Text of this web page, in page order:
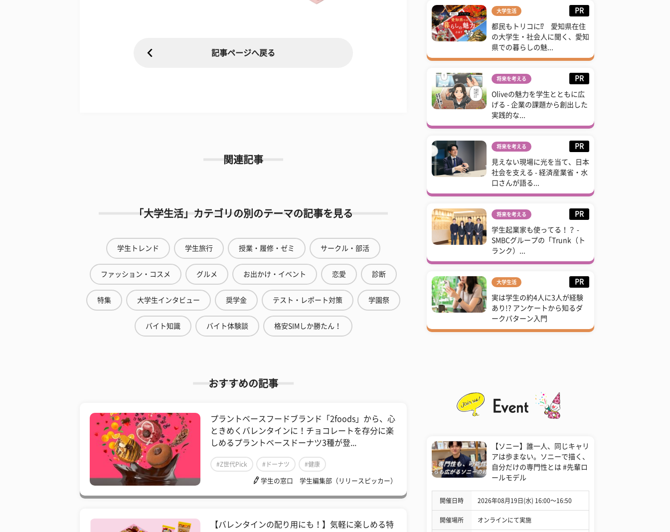
記事ページへ戻る
関連記事
「大学生活」カテゴリの別のテーマの記事を見る
学生トレンド 学生旅行 授業・履修・ゼミ サークル・部活
ファッション・コスメ グルメ お出かけ・イベント 恋愛 診断
特集 大学生インタビュー 奨学金 テスト・レポート対策 学園祭
バイト知識 バイト体験談 格安SIMしか勝たん！
おすすめの記事
プラントベースフードブランド「2foods」から、心
ときめくバレンタインに！チョコレートを存分に楽
しめるプラントベースドーナツ3種が登...
#Z世代Pick #ドーナツ #健康
学生の窓口 学生編集部（リリースピッカー）
【バレンタインの配り用にも！】気軽に楽しめる特
大学生活 PR
都民もトリコに⁉ 愛知県在住
の大学生・社会人に聞く、愛知
県での暮らしの魅...
将来を考える PR
Oliveの魅力を学生とともに広
げる - 企業の課題から創出した
実践的な...
将来を考える PR
見えない現場に光を当て、日本
社会を支える - 経済産業省・水
口さんが語る...
将来を考える PR
学生起業家も使ってる！？ -
SMBCグループの「Trunk（ト
ランク）...
大学生活 PR
実は学生の約4人に3人が経験
あり!? アンケートから知るダ
ークパターン入門
【ソニー】誰一人、同じキャリ
アは歩まない。ソニーで描く、
自分だけの専門性とは #先輩ロ
ールモデル
開催日時 2026年08月19日(水) 16:00〜16:50
開催場所 オンラインにて実施